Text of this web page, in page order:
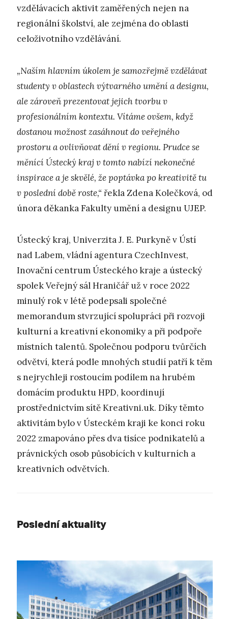
vzdělávacích aktivit zaměřených nejen na
regionální školství, ale zejména do oblasti
celoživotního vzdělávání.
„Naším hlavním úkolem je samozřejmě vzdělávat
studenty v oblastech výtvarného umění a designu,
ale zároveň prezentovat jejich tvorbu v
profesionálním kontextu. Vítáme ovšem, když
dostanou možnost zasáhnout do veřejného
prostoru a ovlivňovat dění v regionu. Prudce se
měnící Ústecký kraj v tomto nabízí nekonečné
inspirace a je skvělé, že poptávka po kreativitě tu
v poslední době roste,“ řekla Zdena Kolečková, od
února děkanka Fakulty umění a designu UJEP.
Ústecký kraj, Univerzita J. E. Purkyně v Ústí
nad Labem, vládní agentura CzechInvest,
Inovační centrum Ústeckého kraje a ústecký
spolek Veřejný sál Hraničář už v roce 2022
minulý rok v létě podepsali společné
memorandum stvrzující spolupráci při rozvoji
kulturní a kreativní ekonomiky a při podpoře
místních talentů. Společnou podporu tvůrčích
odvětví, která podle mnohých studií patří k těm
s nejrychleji rostoucím podílem na hrubém
domácím produktu HPD, koordinují
prostřednictvím sítě Kreativni.uk. Díky těmto
aktivitám bylo v Ústeckém kraji ke konci roku
2022 zmapováno přes dva tisíce podnikatelů a
právnických osob působících v kulturních a
kreativních odvětvích.
Poslední aktuality